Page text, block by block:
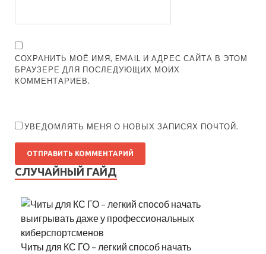
СОХРАНИТЬ МОЁ ИМЯ, EMAIL И АДРЕС САЙТА В ЭТОМ
БРАУЗЕРЕ ДЛЯ ПОСЛЕДУЮЩИХ МОИХ
КОММЕНТАРИЕВ.
УВЕДОМЛЯТЬ МЕНЯ О НОВЫХ ЗАПИСЯХ ПОЧТОЙ.
СЛУЧАЙНЫЙ ГАЙД
Читы для КС ГО – легкий способ начать